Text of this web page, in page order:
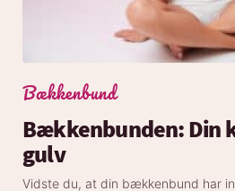
Bækkenbund
Bækkenbunden: Din
gulv
Vidste du, at din bækkenbund har